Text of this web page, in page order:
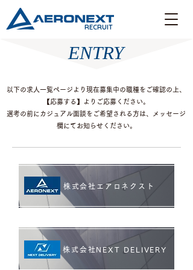
RECRUIT
ENTRY
以下の求人一覧ページより現在募集中の職種をご確認の上、
【応募する】よりご応募ください。
選考の前にカジュアル面談をご希望される方は、メッセージ
欄にてお知らせください。
株式会社エアロネクスト
株式会社NEXT DELIVERY